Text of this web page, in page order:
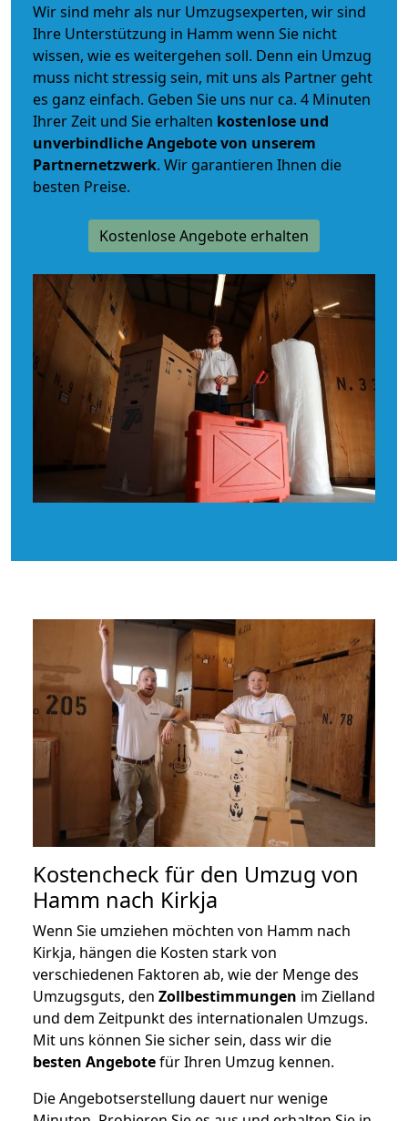
Wir sind mehr als nur Umzugsexperten, wir sind
Ihre Unterstützung in Hamm wenn Sie nicht
wissen, wie es weitergehen soll. Denn ein Umzug
muss nicht stressig sein, mit uns als Partner geht
es ganz einfach. Geben Sie uns nur ca. 4 Minuten
Ihrer Zeit und Sie erhalten kostenlose und
unverbindlicheAngebote von unserem
Partnernetzwerk. Wir garantieren Ihnen die
besten Preise.
Kostenlose Angebote erhalten
Kostencheck für den Umzug von
Hamm nach Kirkja
Wenn Sie umziehen möchten von Hamm nach
Kirkja, hängen die Kosten stark von
verschiedenen Faktoren ab, wie der Menge des
Umzugsguts, den Zollbestimmungen im Zielland
und dem Zeitpunkt des internationalen Umzugs.
Mit uns können Sie sicher sein, dass wir die
besten Angebotefür Ihren Umzug kennen.
Die Angebotserstellung dauert nur wenige